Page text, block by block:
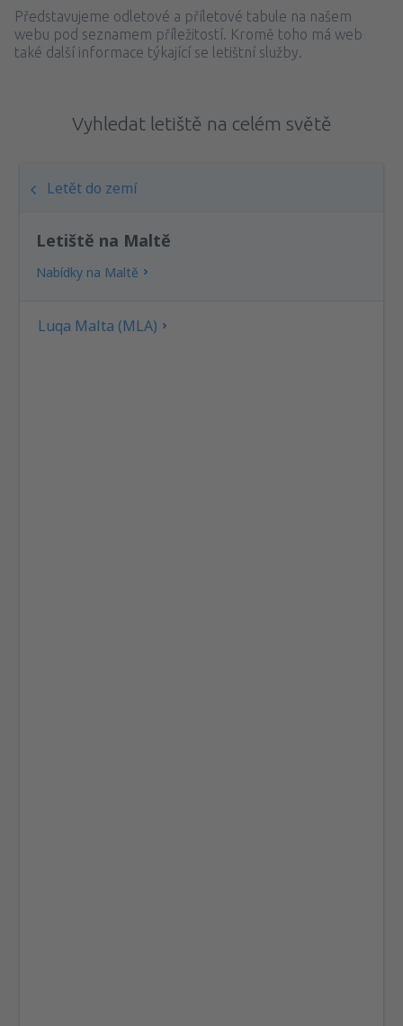
Představujeme odletové a příletové tabule na našem
webu pod seznamem příležitostí. Kromě toho má web
také další informace týkající se letištní služby.
Vyhledat letiště na celém světě
Letět do zemí
Letiště na Maltě
Nabídky na Maltě
Luqa Malta (MLA)